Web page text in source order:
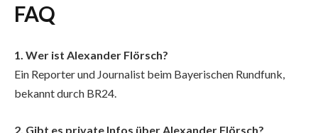
FAQ
1. Wer ist Alexander Flörsch?
Ein Reporter und Journalist beim Bayerischen Rundfunk,
bekannt durch BR24.
2. Gibt es private Infos über Alexander Flörsch?